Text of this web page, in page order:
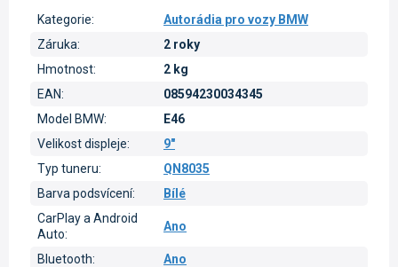
Kategorie:
Autorádia pro vozy BMW
Záruka:
2 roky
Hmotnost:
2 kg
EAN:
08594230034345
Model BMW:
E46
Velikost displeje:
9"
Typ tuneru:
QN8035
Barva podsvícení:
Bílé
CarPlay a Android
Auto:
Ano
Bluetooth:
Ano